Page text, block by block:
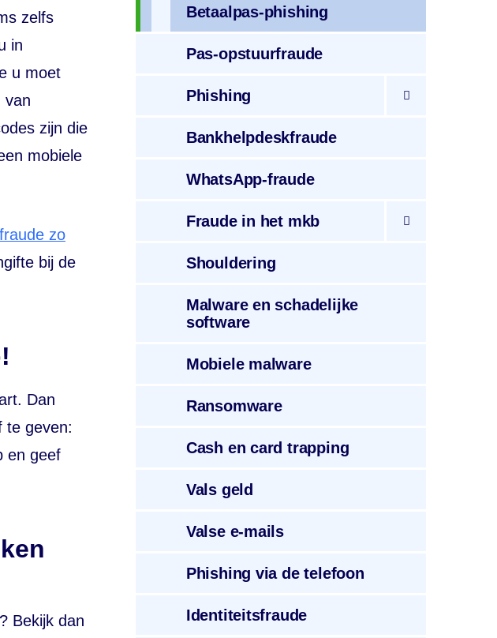
zelfs
in
u moet
van
zijn die
mobiele
zo
bij de
Dan
te geven:
en geef
Bekijk dan
Betaalpas-phishing
Pas-opstuurfraude
Phishing
Bankhelpdeskfraude
WhatsApp-fraude
Fraudein het mkb
Shouldering
Malwareen schadelijke
software
Mobielemalware
Ransomware
Cash en card trapping
Vals geld
Valsee-mails
Phishing via de telefoon
Identiteitsfraude